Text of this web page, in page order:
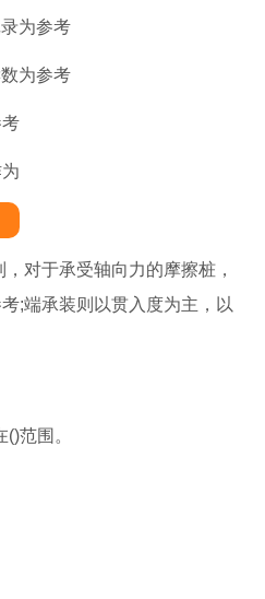
为参考
为参考
对于承受轴向力的摩擦桩，
;端承装则以贯入度为主，以
范围。